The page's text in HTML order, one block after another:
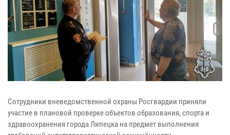
Сотрудники вневедомственной охраны Росгвардии приняли
участие в плановой проверке объектов образования, спорта и
здравоохранения города Липецка на предмет выполнения